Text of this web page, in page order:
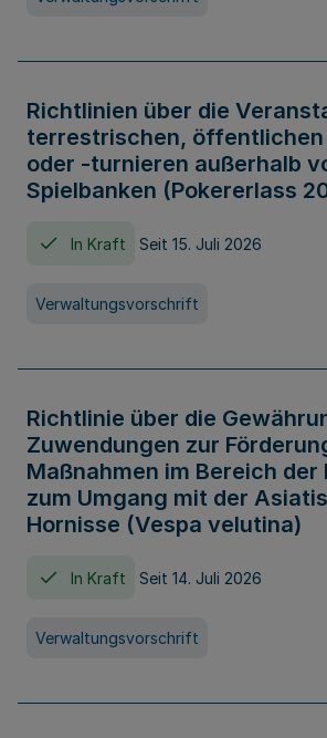
Richtlinien über die
terrestrischen, öffentlichen
oder -turnieren außerhalb
Spielbanken (Pokererlass
In Kraft Seit 15. Juli 2026
Verwaltungsvorschrift
Richtlinie über die
Zuwendungen zur
Maßnahmen im Bereich
zum Umgang mit der
Hornisse (Vespa velutina)
In Kraft Seit 14. Juli 2026
Verwaltungsvorschrift